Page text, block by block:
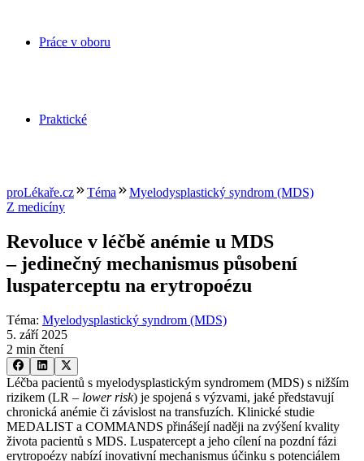
Práce v oboru
Praktické
proLékaře.cz Téma
Myelodysplastický syndrom (MDS)
Z medicíny
Revoluce v léčbě anémie u MDS
–⁠ jedinečný mechanismus působení
luspaterceptu na erytropoézu
Téma: Myelodysplastický syndrom (MDS)
5. září 2025
2 min čtení
Léčba pacientů s myelodysplastickým syndromem (MDS) s nižším
rizikem (LR –⁠ lower risk) je spojená s výzvami, jaké představují
chronická anémie či závislost na transfuzích. Klinické studie
MEDALIST a COMMANDS přinášejí naději na zvýšení kvality
života pacientů s MDS. Luspatercept a jeho cílení na pozdní fázi
erytropoézy nabízí inovativní mechanismus účinku s potenciálem